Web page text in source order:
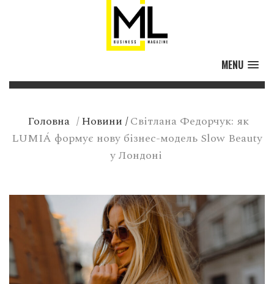
MENU
Головна /Новини /Світлана Федорчук: як
LUMIÁ формує нову бізнес-модель Slow Beauty
у Лондоні